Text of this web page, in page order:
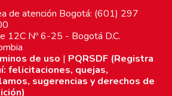
de atención Bogotá: (601) 297
12C Nº 6-25 - Bogotá D.C.
de uso | PQRSDF (Registra
felicitaciones, quejas,
sugerencias y derechos de